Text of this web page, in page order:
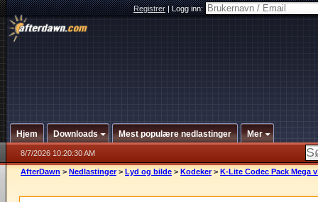
Registrer|Logg inn:
Hjem Downloads Mest populære nedlastinger Mer
8/7/2026 10:20:30 AM
AfterDawn > Nedlastinger > Lyd og bilde > Kodeker > K-Lite Codec Pack Mega